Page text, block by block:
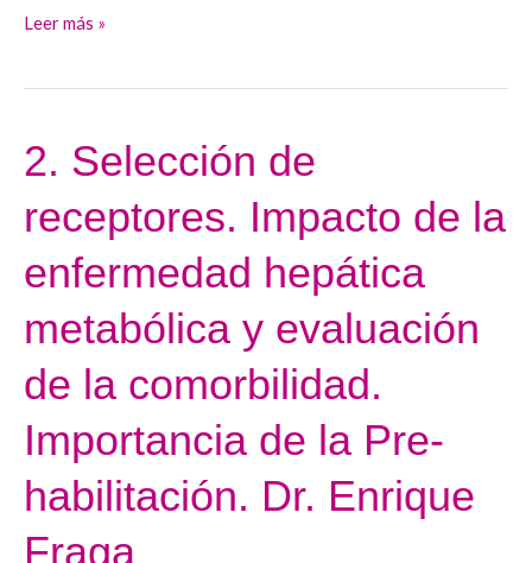
Leer más »
2. Selección de
receptores. Impacto de la
enfermedad hepática
metabólica y evaluación
de la comorbilidad.
Importancia de la Pre-
habilitación. Dr. Enrique
Fraga
2.
Selección
de
receptores.
Impacto
la
enfermedad
hepática
metabólica
evaluación
de